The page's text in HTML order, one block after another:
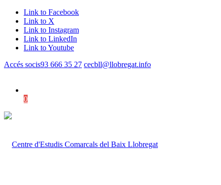
Link to Facebook
Link to X
Link to Instagram
Link to LinkedIn
Link to Youtube
Accés socis93 666 35 27 cecbll@llobregat.info
0